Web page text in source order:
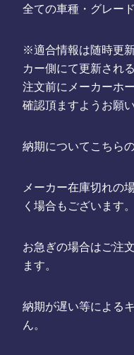
全ての車種・グレー
※適合情報は随時更
カー側にて更新され
注文前にメーカーホ
確認頂ますようお願
納期についてこちら
メーカー在庫切れの
く場合もございます。
お急ぎの場合はご注
ます。
納期が遅い等による
ん。